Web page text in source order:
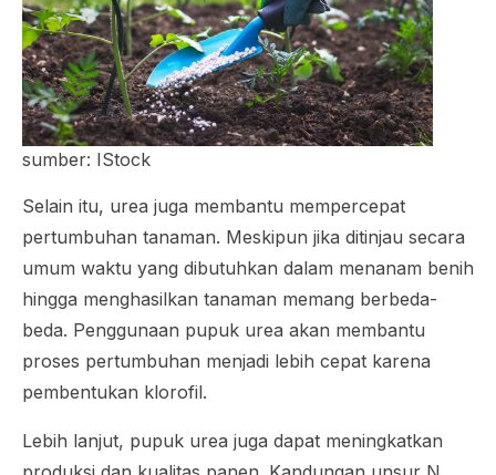
sumber: IStock
Selain itu, urea juga membantu mempercepat
pertumbuhan tanaman. Meskipun jika ditinjau secara
umum waktu yang dibutuhkan dalam menanam benih
hingga menghasilkan tanaman memang berbeda-
beda. Penggunaan pupuk urea akan membantu
proses pertumbuhan menjadi lebih cepat karena
pembentukan klorofil.
Lebih lanjut, pupuk urea juga dapat meningkatkan